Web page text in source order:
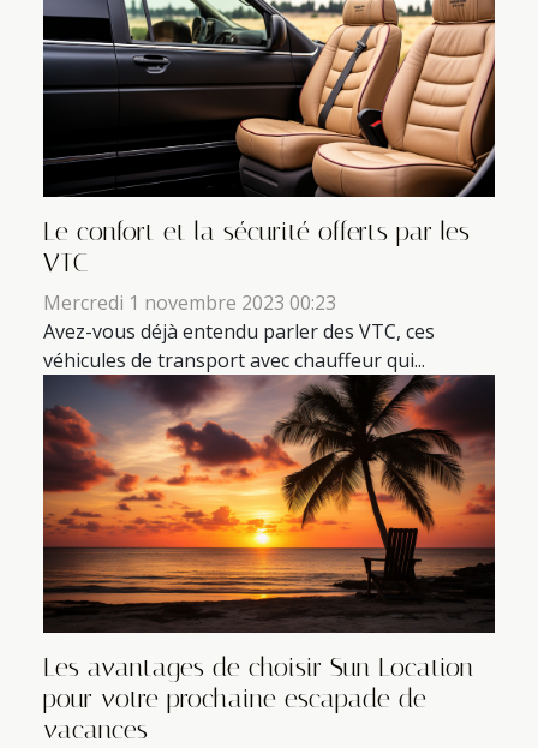
Le confort et la sécurité offerts par les
VTC
Mercredi 1 novembre 2023 00:23
Avez-vous déjà entendu parler des VTC, ces
véhicules de transport avec chauffeur qui...
Les avantages de choisir Sun Location
pour votre prochaine escapade de
vacances